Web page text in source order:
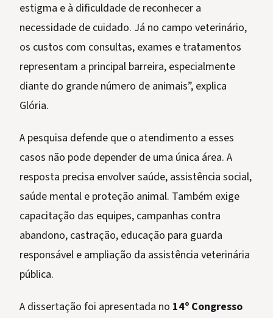
estigma e à dificuldade de reconhecer a
necessidade de cuidado. Já no campo veterinário,
os custos com consultas, exames e tratamentos
representam a principal barreira, especialmente
diante do grande número de animais”, explica
Glória.
A pesquisa defende que o atendimento a esses
casos não pode depender de uma única área. A
resposta precisa envolver saúde, assistência social,
saúde mental e proteção animal. Também exige
capacitação das equipes, campanhas contra
abandono, castração, educação para guarda
responsável e ampliação da assistência veterinária
pública.
A dissertação foi apresentada no 14º Congresso